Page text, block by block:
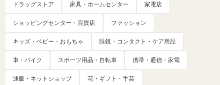
ドラッグストア 家具・ホームセンター 家電店
ショッピングセンター・百貨店 ファッション
キッズ・ベビー・おもちゃ 眼鏡・コンタクト・ケア用品
車・バイク スポーツ用品・自転車 携帯・通信・家電
通販・ネットショップ 花・ギフト・手芸